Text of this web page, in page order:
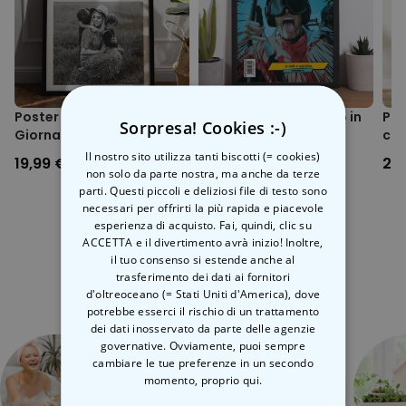
tipico per i poster.
Tutto chiaro? Bene, cominciamo.
Cornice (opzionale)
Cornice in legno di faggio, tiglio o alluminio.
Vetro artificiale (rivestito esternamente da una pellicola
protettiva)
Pannello di fibra a media densità - pannello posteriore fissato
ATTENZIONE: Se la cornice desiderata non appare tra le opzioni
disponibili, significa che al momento non è disponibile a
magazzino
Poster Personalizzato
Giornale
19,99 €
Poster Personalizzato in
Stile Fumetto
29,99 €
Categoria correlata
Scopri l'altra categoria di cose insolite
Sorpresa! Cookies :-)
Il nostro sito utilizza tanti biscotti (= cookies)
non solo da parte nostra, ma anche da terze
parti. Questi piccoli e deliziosi file di testo sono
necessari per offrirti la più rapida e piacevole
esperienza di acquisto. Fai, quindi, clic su
ACCETTA e il divertimento avrà inizio! Inoltre,
il tuo consenso si estende anche al
trasferimento dei dati ai fornitori
d'oltreoceano (= Stati Uniti d'America), dove
potrebbe esserci il rischio di un trattamento
dei dati inosservato da parte delle agenzie
governative. Ovviamente, puoi sempre
cambiare le tue preferenze in un secondo
momento, proprio qui.